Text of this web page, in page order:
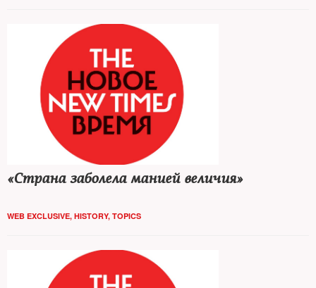
«Страна заболела манией величия»
WEB EXCLUSIVE, HISTORY, TOPICS